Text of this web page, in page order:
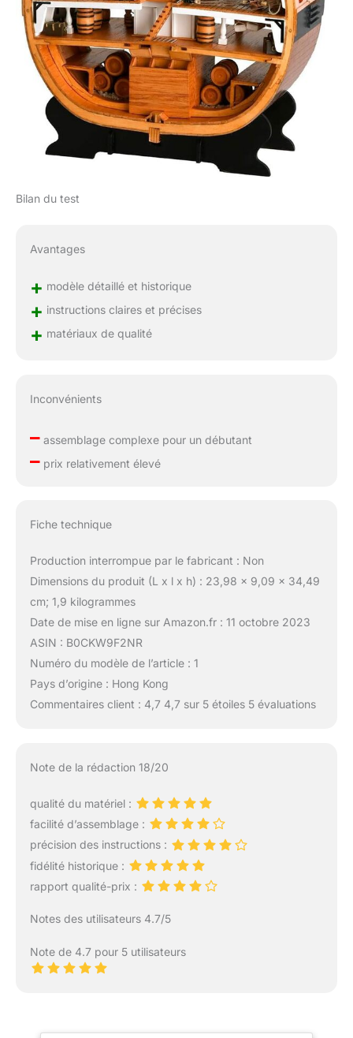
Bilan du test
Avantages
+ modèle détaillé et historique
+ instructions claires et précises
+ matériaux de qualité
Inconvénients
–assemblage complexe pour un débutant
–prix relativement élevé
Fiche technique
Production interrompue par le fabricant : Non
Dimensions du produit (L x l x h) : 23,98 x 9,09 x 34,49
cm; 1,9 kilogrammes
Date de mise en ligne sur Amazon.fr : 11 octobre 2023
ASIN : B0CKW9F2NR
Numéro du modèle de l’article : 1
Pays d’origine : Hong Kong
Commentaires client : 4,7 4,7 sur 5 étoiles 5 évaluations
Note de la rédaction 18/20
qualité du matériel :
facilité d’assemblage :
précision des instructions :
fidélité historique :
rapport qualité-prix :
Notes des utilisateurs 4.7/5
Note de 4.7 pour 5 utilisateurs